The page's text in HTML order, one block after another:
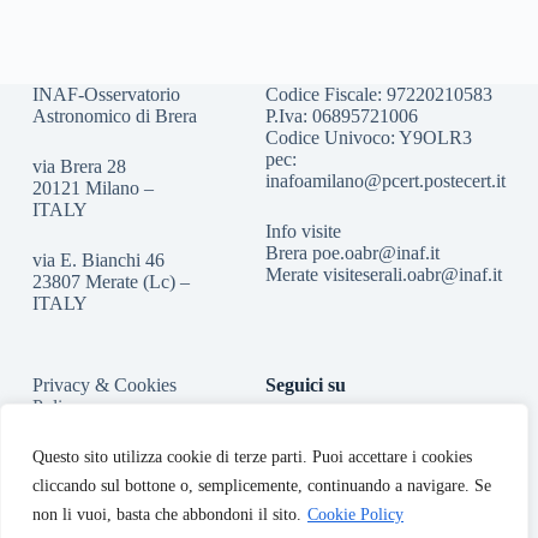
Questo sito utilizza cookie di terze parti. Puoi accettare i cookies
cliccando sul bottone o, semplicemente, continuando a navigare. Se
non li vuoi, basta che abbondoni il sito. Cookie Policy
INAF-Osservatorio
Astronomico di Brera
via Brera 28
20121 Milano –
ITALY
via E. Bianchi 46
23807 Merate (Lc) –
ITALY
Codice Fiscale: 97220210583
P.Iva: 06895721006
Codice Univoco: Y9OLR3
pec:
inafoamilano@pcert.postecert.it
Info visite
Brerapoe.oabr@inaf.it
Meratevisiteserali.oabr@inaf.it
Privacy & Cookies
Policy
Accessibilità
Seguici su